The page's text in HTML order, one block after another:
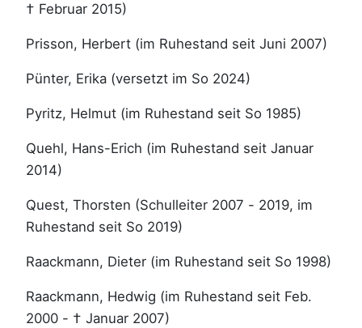
† Februar 2015)
Prisson, Herbert (im Ruhestand seit Juni 2007)
Pünter, Erika (versetzt im So 2024)
Pyritz, Helmut (im Ruhestand seit So 1985)
Quehl, Hans-Erich (im Ruhestand seit Januar
2014)
Quest, Thorsten (Schulleiter 2007 - 2019, im
Ruhestand seit So 2019)
Raackmann, Dieter (im Ruhestand seit So 1998)
Raackmann, Hedwig (im Ruhestand seit Feb.
2000 - † Januar 2007)